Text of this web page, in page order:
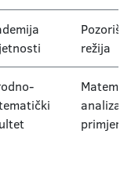
režija
analiza i
primjena